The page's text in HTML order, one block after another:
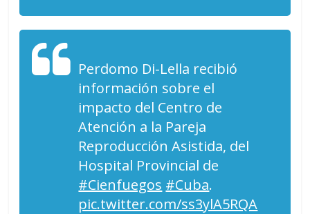
Perdomo Di-Lella recibió
información sobre el
impacto del Centro de
Atención a la Pareja
Reproducción Asistida, del
Hospital Provincial de
#Cienfuegos #Cuba.
pic.twitter.com/ss3ylA5RQA